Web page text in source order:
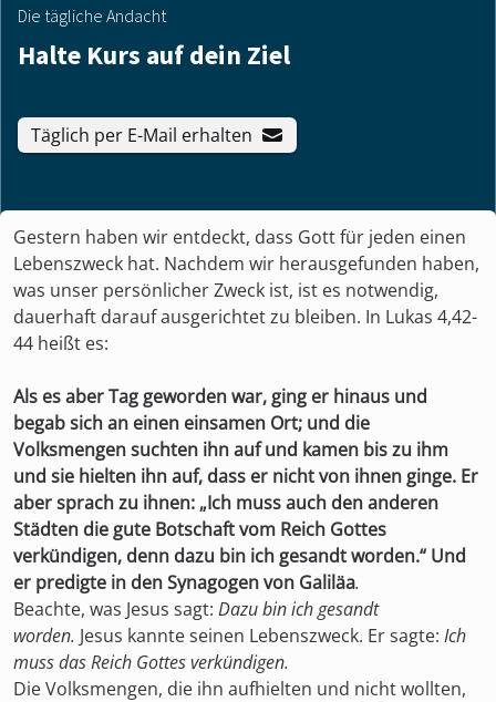
Die tägliche Andacht
Halte Kurs auf dein Ziel
Täglich per E-Mail erhalten
Gestern haben wir entdeckt, dass Gott für jeden einen
Lebenszweck hat. Nachdem wir herausgefunden haben,
was unser persönlicher Zweck ist, ist es notwendig,
dauerhaft darauf ausgerichtet zu bleiben. In Lukas 4,42-
44 heißt es:
Als es aber Tag geworden war, ging er hinaus und
begab sich an einen einsamen Ort; und die
Volksmengen suchten ihn auf und kamen bis zu ihm
und sie hielten ihn auf, dass er nicht von ihnen ginge. Er
aber sprach zu ihnen: „Ich muss auch den anderen
Städten die gute Botschaft vom Reich Gottes
verkündigen, denn dazu bin ich gesandt worden.“ Und
er predigte in den Synagogen von Galiläa.
Beachte, was Jesus sagt: Dazu bin ich gesandt
worden. Jesus kannte seinen Lebenszweck. Er sagte: Ich
muss das Reich Gottes verkündigen.
Die Volksmengen, die ihn aufhielten und nicht wollten,